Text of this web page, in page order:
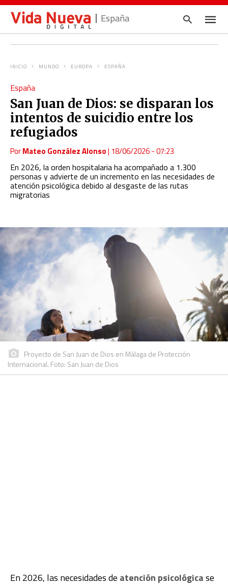
España
y
INICIO MUNDO EUROPA ESPAÑA
España
San Juan de Dios: se disparan los
intentos de suicidio entre los
refugiados
PorMateo González Alonso| 18/06/2026 - 07:23
En 2026, la orden hospitalaria ha acompañado a 1.300
personas y advierte de un incremento en las necesidades de
atención psicológica debido al desgaste de las rutas
migratorias
Proyecto de San Juan de Dios en Málaga de Protección
Internacional. Foto: San Juan de Dios
En 2026, las necesidades de atención psicológicase